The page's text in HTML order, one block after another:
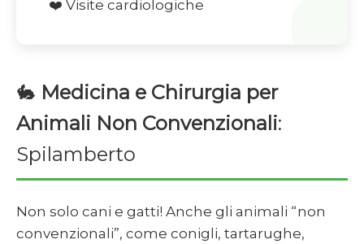
❤️ Visite cardiologiche
🐇 Medicina e Chirurgia per
Animali Non Convenzionali:
Spilamberto
Non solo cani e gatti! Anche gli animali “non
convenzionali”, come conigli, tartarughe,